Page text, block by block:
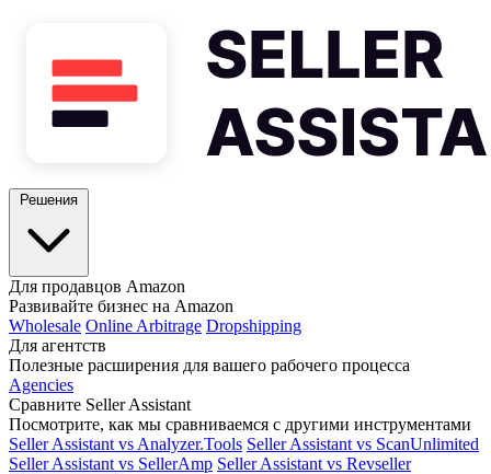
Для продавцов Amazon
Развивайте бизнес на Amazon
Wholesale Online Arbitrage Dropshipping
Для агентств
Полезные расширения для вашего рабочего процесса
Agencies
Сравните Seller Assistant
Посмотрите, как мы сравниваемся с другими инструментами
Seller Assistant vs Analyzer.Tools Seller Assistant vs ScanUnlimited
Seller Assistant vs SellerAmp Seller Assistant vs Revseller